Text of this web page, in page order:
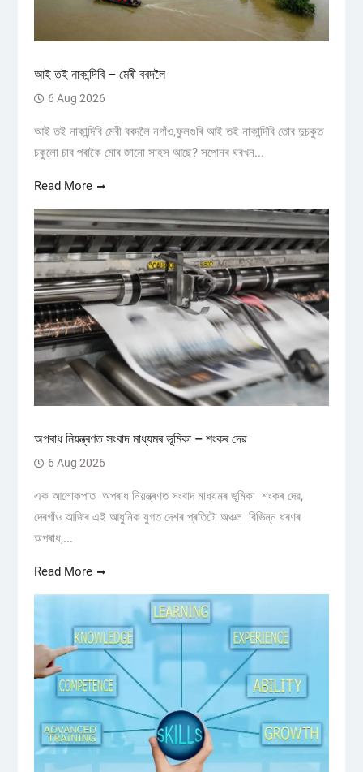
আই তই নাকান্দিবি – মেৰী বৰদলৈ
6 Aug 2026
আই তই নাকান্দিবি মেৰী বৰদলৈ নগাঁও,ফুলগুৰি আই তই নাকান্দিবি তোৰ দুচকুত
চকুলো চাব পৰাকৈ মোৰ জানো সাহস আছে? সপোনৰ ঘৰখন...
Read More
অপৰাধ নিয়ন্ত্ৰণত সংবাদ মাধ্যমৰ ভূমিকা – শংকৰ দেৱ
6 Aug 2026
এক আলোকপাত অপৰাধ নিয়ন্ত্ৰণত সংবাদ মাধ্যমৰ ভূমিকা শংকৰ দেৱ,
দেৰগাঁও আজিৰ এই আধুনিক যুগত দেশৰ প্ৰতিটো অঞ্চল বিভিন্ন ধৰণৰ
অপৰাধ,...
Read More